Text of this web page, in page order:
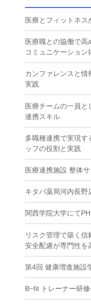
ブ
医療とフィットネス
医療職との協働で
コミュニケーション
カンファレンスと情
実践
医療チームの一員と
連携スキル
多職種連携で実現す
ッフの役割と実践
医療連携施設 整体
キタバ薬局河内長野
関西学院大学にて
リスク管理で築く
安全配慮が専門性を
第4回 健康増進施設
B−fit トレーナー研修